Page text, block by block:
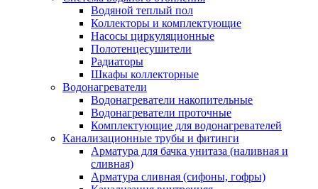
Водяной теплый пол
Коллекторы и комплектующие
Насосы циркуляционные
Полотенцесушители
Радиаторы
Шкафы коллекторные
Водонагреватели
Водонагреватели накопительные
Водонагреватели проточные
Комплектующие для водонагревателей
Канализационные трубы и фитинги
Арматура для бачка унитаза (наливная и
сливная)
Арматура сливная (сифоны, гофры)